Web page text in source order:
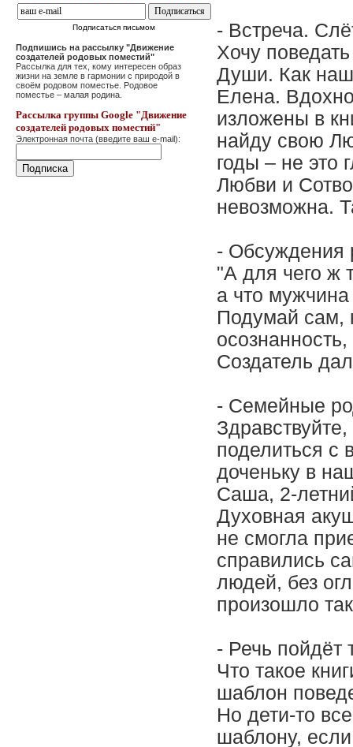
Подписаться письмом
Подпишись на рассылку "Движение
создателей родовых поместий"
Рассылка для тех, кому интересен образ
жизни на земле в гармонии с природой в
своём родовом поместье. Родовое
поместье – малая родина.
Рассылка группы Google "Движение
создателей родовых поместий"
Электронная почта (введите ваш e-mail):
- Встреча.
Хочу
Души. Как
Елена.
изложены в
найду свою
годы – не это
Любви и
невозможна.
-
"А для чего ж
а что мужчина
Подумай сам,
Создатель
- Семейные
поделиться
доченьку в
Саша, 2-
Духовная
не смогла
справились
людей, без
произошло
- Речь пойдёт
Что такое
шаблон
Но дети-то
шаблону,